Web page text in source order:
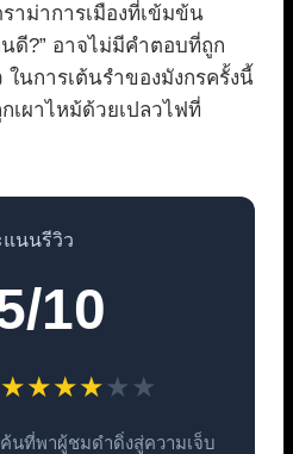
ม่าการเมืองที่เข้มข้น
ดี?” อาจไม่มีคำตอบที่ถูก
ในการเต้นรำของมังกรครั้งนี้
เผาไหม้ด้วยเปลวไฟที่
แนนรีวิว
10
★★★★★★
นที่พาผู้ชมดำดิ่งสู่ความเจ็บ